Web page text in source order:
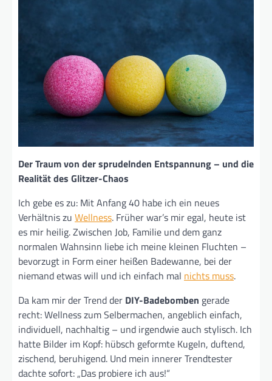
Der Traum von der sprudelnden Entspannung – und die
Realität des Glitzer-Chaos
Ich gebe es zu: Mit Anfang 40 habe ich ein neues
Verhältnis zu Wellness. Früher war’s mir egal, heute ist
es mir heilig. Zwischen Job, Familie und dem ganz
normalen Wahnsinn liebe ich meine kleinen Fluchten –
bevorzugt in Form einer heißen Badewanne, bei der
niemand etwas will und ich einfach mal nichts muss.
Da kam mir der Trend der DIY-Badebomben gerade
recht: Wellness zum Selbermachen, angeblich einfach,
individuell, nachhaltig – und irgendwie auch stylisch. Ich
hatte Bilder im Kopf: hübsch geformte Kugeln, duftend,
zischend, beruhigend. Und mein innerer Trendtester
dachte sofort: „Das probiere ich aus!“